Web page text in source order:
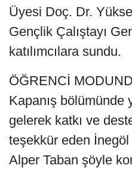
Üyesi Doç. Dr.
Gençlik Çalıştayı
katılımcılara sundu.
ÖĞRENCİ
Kapanış bölümünde
gelerek katkı ve
teşekkür eden
Alper Taban şöyle